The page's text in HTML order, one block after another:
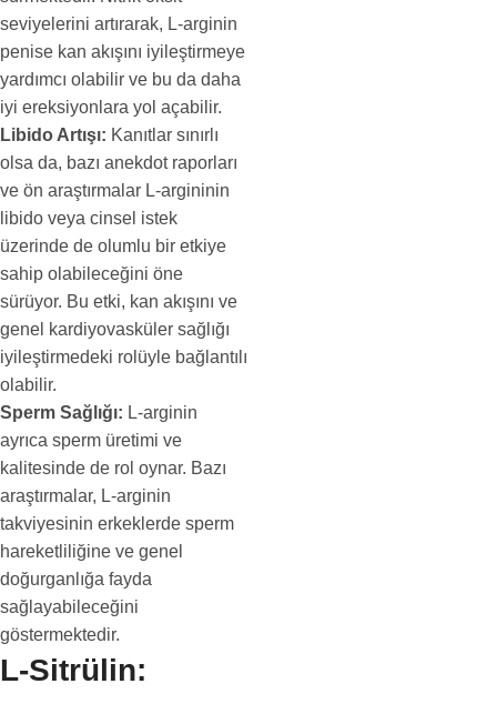
seviyelerini artırarak, L-arginin
penise kan akışını iyileştirmeye
yardımcı olabilir ve bu da daha
iyi ereksiyonlara yol açabilir.
Libido Artışı: Kanıtlar sınırlı
olsa da, bazı anekdot raporları
ve ön araştırmalar L-argininin
libido veya cinsel istek
üzerinde de olumlu bir etkiye
sahip olabileceğini öne
sürüyor. Bu etki, kan akışını ve
genel kardiyovasküler sağlığı
iyileştirmedeki rolüyle bağlantılı
olabilir.
Sperm Sağlığı: L-arginin
ayrıca sperm üretimi ve
kalitesinde de rol oynar. Bazı
araştırmalar, L-arginin
takviyesinin erkeklerde sperm
hareketliliğine ve genel
doğurganlığa fayda
sağlayabileceğini
göstermektedir.
L-Sitrülin: